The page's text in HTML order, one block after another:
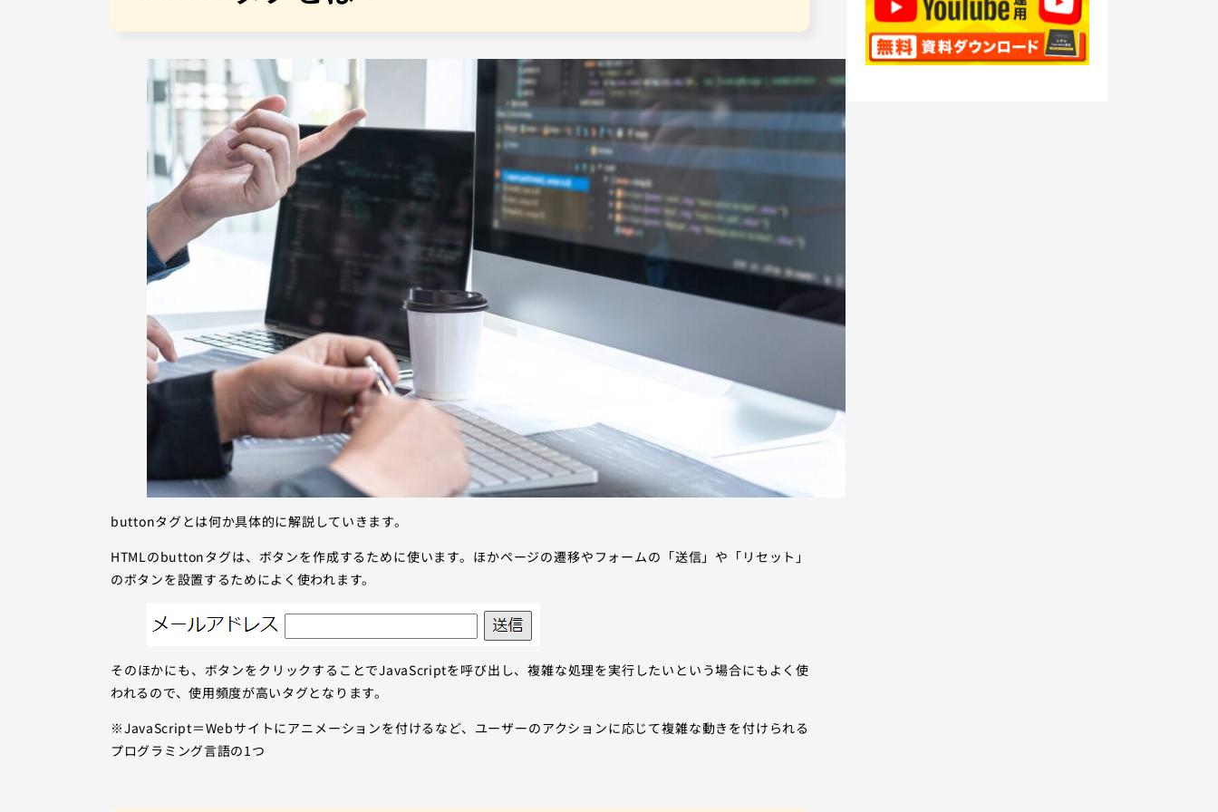
buttonタグとは何か具体的に解説していきます。
HTMLのbuttonタグは、ボタンを作成するために使います。ほかページの遷移やフォームの「送信」や「リセット」
のボタンを設置するためによく使われます。
そのほかにも、ボタンをクリックすることでJavaScriptを呼び出し、複雑な処理を実行したいという場合にもよく使
われるので、使用頻度が高いタグとなります。
※JavaScript＝Webサイトにアニメーションを付けるなど、ユーザーのアクションに応じて複雑な動きを付けられる
プログラミング言語の1つ